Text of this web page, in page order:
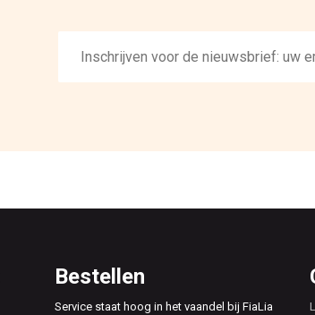
mailadres
Bestellen
Service staat hoog in het vaandel bij FiaLia